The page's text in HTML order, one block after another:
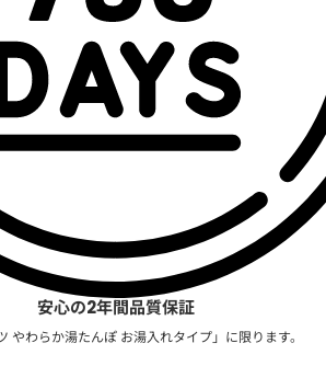
安心の2年間品質保証
やわらか湯たんぽ お湯入れタイプ」に限ります。